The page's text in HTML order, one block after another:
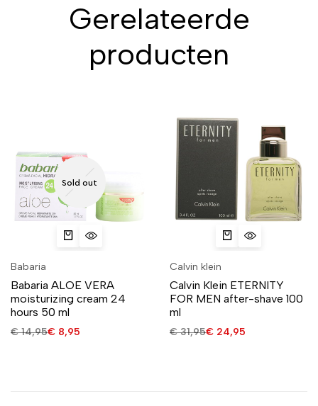
Gerelateerde
producten
Sold out
Babaria
Babaria ALOE VERA
moisturizing cream 24
hours 50 ml
€14,95€ 8,95
Calvin klein
Calvin Klein ETERNITY
FOR MEN after-shave 100
ml
€31,95€ 24,95